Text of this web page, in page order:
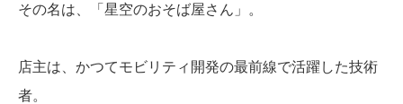
その名は、「星空のおそば屋さん」。
店主は、かつてモビリティ開発の最前線で活躍した技術
者。